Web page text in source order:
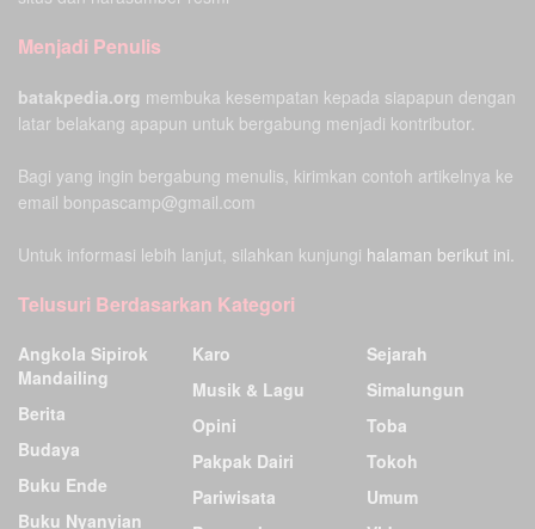
Menjadi Penulis
batakpedia.org membuka kesempatan kepada siapapun dengan
latar belakang apapun untuk bergabung menjadi kontributor.
Bagi yang ingin bergabung menulis, kirimkan contoh artikelnya ke
email bonpascamp@gmail.com
Untuk informasi lebih lanjut, silahkan kunjungi halaman berikut ini.
Telusuri Berdasarkan Kategori
Angkola Sipirok
Mandailing
Berita
Budaya
Buku Ende
Buku Nyanyian
Karo
Musik & Lagu
Opini
Pakpak Dairi
Pariwisata
Sejarah
Simalungun
Toba
Tokoh
Umum